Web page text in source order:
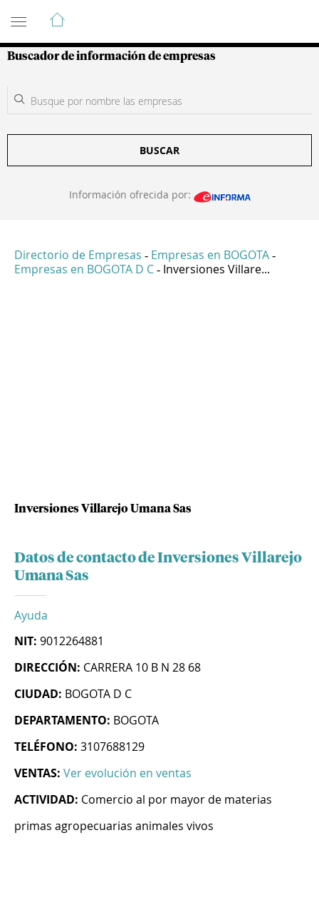
Guía de Empresas Colombianas
Buscador de información de empresas
BUSCAR
Información ofrecida por:
Directorio de Empresas - Empresas en BOGOTA -
Empresas en BOGOTA D C - Inversiones Villare...
Inversiones Villarejo Umana Sas
Datos de contacto de Inversiones Villarejo
Umana Sas
Ayuda
NIT: 9012264881
DIRECCIÓN: CARRERA 10 B N 28 68
CIUDAD: BOGOTA D C
DEPARTAMENTO: BOGOTA
TELÉFONO: 3107688129
VENTAS: Ver evolución en ventas
ACTIVIDAD: Comercio al por mayor de materias
primas agropecuarias animales vivos